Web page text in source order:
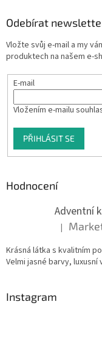
Odebírat
Vložte svůj e-mail a my
produktech na našem e-
E-mail
Vložením e-mailu
PŘIHLÁSIT SE
Hodnocení
Hodnocení
|
Krásná látka s kvalitním
Velmi jasné barvy,
Instagram